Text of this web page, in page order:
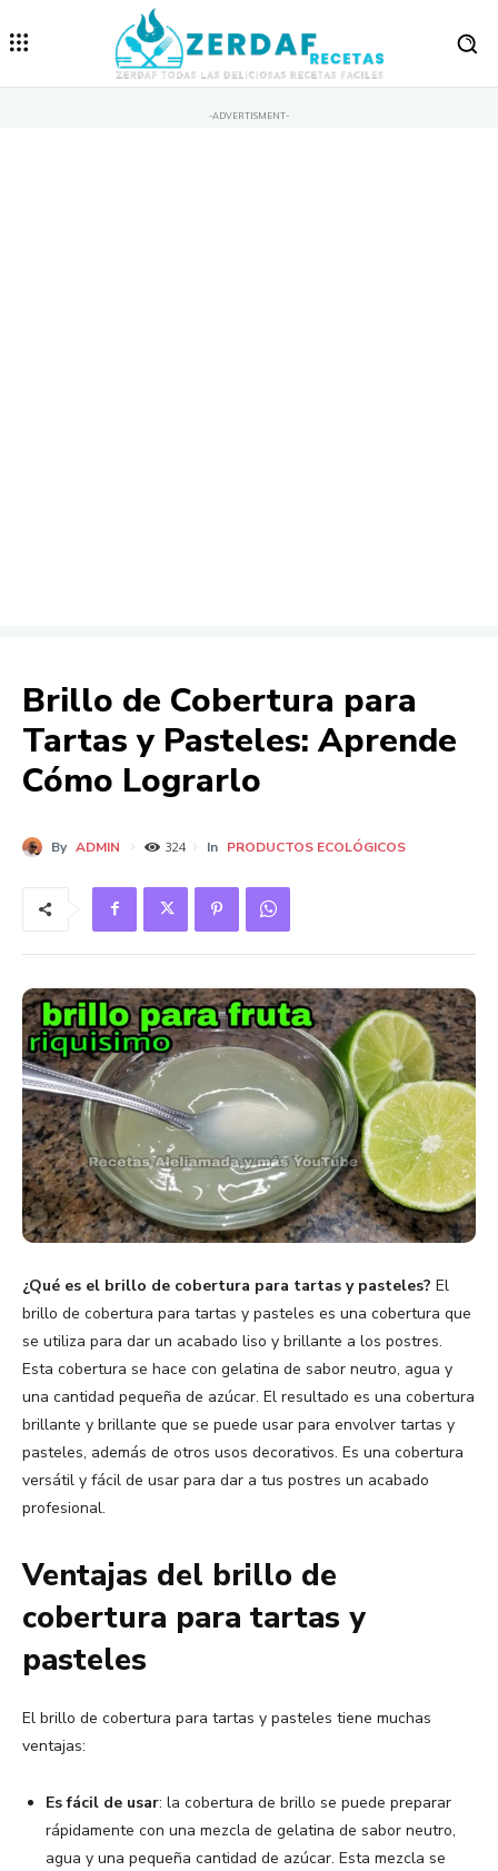
-ADVERTISMENT-
Brillo de Cobertura para
Tartas y Pasteles: Aprende
Cómo Lograrlo
By ADMIN 324 In PRODUCTOS ECOLÓGICOS
¿Qué es el brillo de cobertura para tartas y pasteles? El
brillo de cobertura para tartas y pasteles es una cobertura que
se utiliza para dar un acabado liso y brillante a los postres.
Esta cobertura se hace con gelatina de sabor neutro, agua y
una cantidad pequeña de azúcar. El resultado es una cobertura
brillante y brillante que se puede usar para envolver tartas y
pasteles, además de otros usos decorativos. Es una cobertura
versátil y fácil de usar para dar a tus postres un acabado
profesional.
Ventajas del brillo de
cobertura para tartas y
pasteles
El brillo de cobertura para tartas y pasteles tiene muchas
ventajas:
Es fácil de usar: la cobertura de brillo se puede preparar
rápidamente con una mezcla de gelatina de sabor neutro,
agua y una pequeña cantidad de azúcar. Esta mezcla se